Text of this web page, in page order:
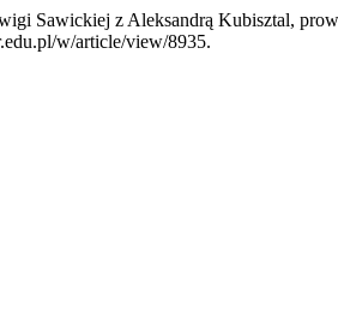
Sawickiej z Aleksandrą Kubisztal,
w/article/view/8935.